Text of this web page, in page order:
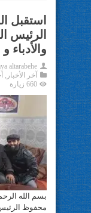
استقبل
الرئيس
والأدباء
altarabehe
آخر الأخبار ,
660 زيارة
بسم الله
محفوظ